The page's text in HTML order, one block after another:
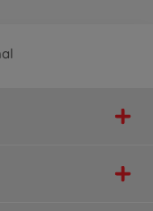
fabricant